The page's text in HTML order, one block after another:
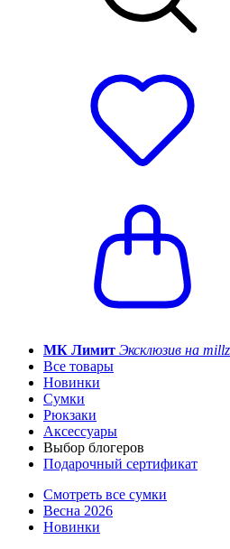
МК Лимит Эксклюзив на
Все товары
Новинки
Сумки
Рюкзаки
Аксессуары
Выбор блогеров
Подарочный сертификат
Смотреть все сумки
Весна 2026
Новинки